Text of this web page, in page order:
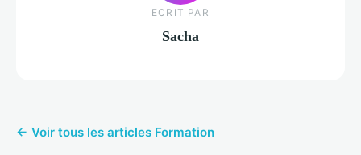
ECRIT PAR
Sacha
← Voir tous les articles Formation